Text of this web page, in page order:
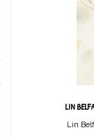
LIN
Lin